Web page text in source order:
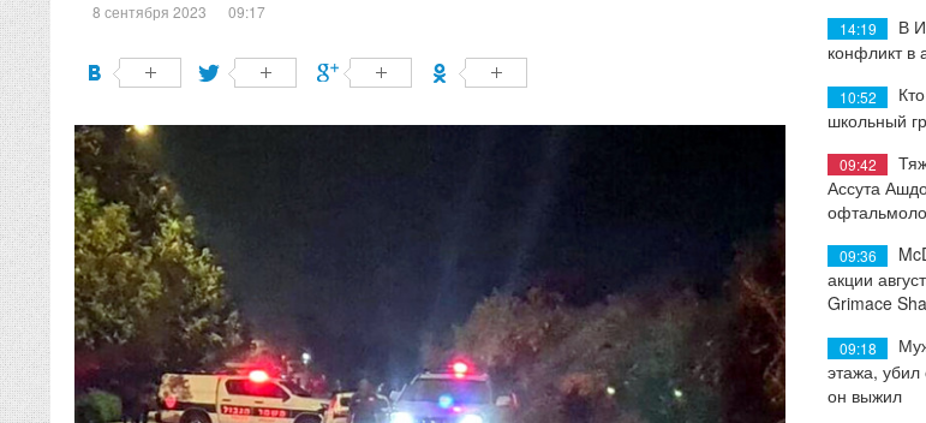
8 сентября 2023 09:17
14:19
В
конфликт в
10:52
школьный
09:42
Ассута
09:36
акции
Grimace
09:18
этажа,
он выжил